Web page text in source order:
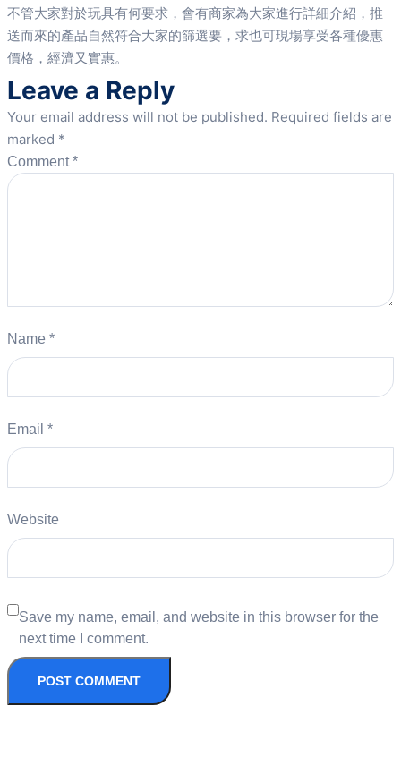
不管大家對於玩具有何要求，會有商家為大家進行詳細介紹，推
送而來的產品自然符合大家的篩選要，求也可現場享受各種優惠
價格，經濟又實惠。
Leave a Reply
Your email address will not be published. Required fields are
marked *
Comment*
Name *
Email *
Website
Save my name, email, and website in this browser for the
next time I comment.